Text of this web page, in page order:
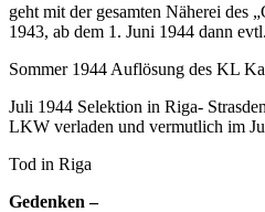
geht mit der gesamten Näherei des
1943, ab dem 1. Juni 1944 dann
Sommer 1944 Auflösung des KL
Juli 1944 Selektion in Riga-
LKW verladen und vermutlich im
Tod in Riga
Gedenken –